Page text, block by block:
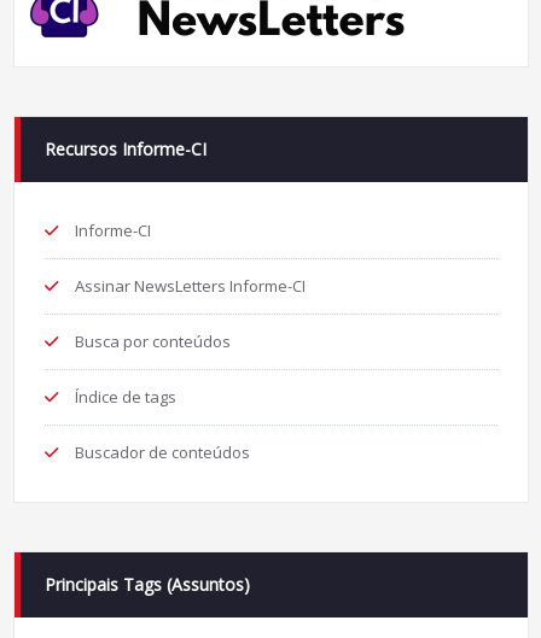
Recursos Informe-CI
Informe-CI
Assinar NewsLetters Informe-CI
Busca por conteúdos
Índice de tags
Buscador de conteúdos
Principais Tags (Assuntos)